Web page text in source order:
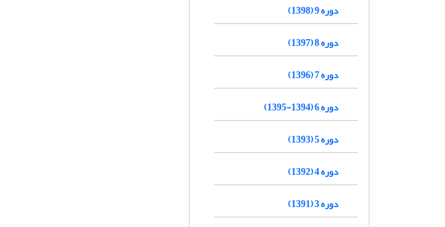
دوره 9 (1398)
دوره 8 (1397)
دوره 7 (1396)
دوره 6 (1394-1395)
دوره 5 (1393)
دوره 4 (1392)
دوره 3 (1391)